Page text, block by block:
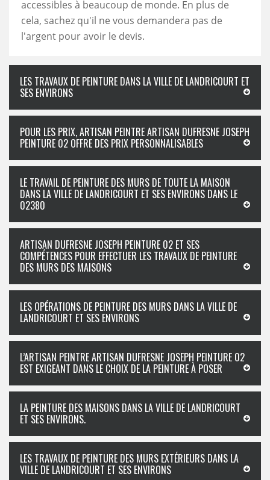
accessibles à beaucoup de monde. En plus de
cela, sachez qu'il ne vous demandera pas de
l'argent pour avoir le devis.
LES TRAVAUX DE PEINTURE DANS LA VILLE DE LANDRICOURT ET
SES ENVIRONS
POUR LES PRIX, ARTISAN PEINTRE ARTISAN DUFRESNE JOSEPH
PEINTURE 02 OFFRE DES PRIX PERSONNALISABLES
LE TRAVAIL DE PEINTURE DES MURS DE TOUTE LA MAISON
DANS LA VILLE DE LANDRICOURT ET SES ENVIRONS DANS LE
02380
ARTISAN DUFRESNE JOSEPH PEINTURE 02 ET SES
COMPÉTENCES POUR EFFECTUER LES TRAVAUX DE PEINTURE
DES MURS DES MAISONS
LES OPÉRATIONS DE PEINTURE DES MURS DANS LA VILLE DE
LANDRICOURT ET SES ENVIRONS
L’ARTISAN PEINTRE ARTISAN DUFRESNE JOSEPH PEINTURE 02
EST EXIGEANT DANS LE CHOIX DE LA PEINTURE À POSER
LA PEINTURE DES MAISONS DANS LA VILLE DE LANDRICOURT
ET SES ENVIRONS.
LES TRAVAUX DE PEINTURE DES MURS EXTÉRIEURS DANS LA
VILLE DE LANDRICOURT ET SES ENVIRONS